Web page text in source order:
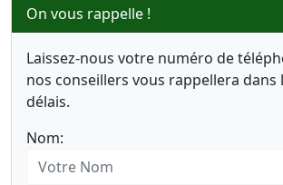
On vous rappelle !
Laissez-nous votre numéro de
nos conseillers vous rappellera dans
délais.
Nom: